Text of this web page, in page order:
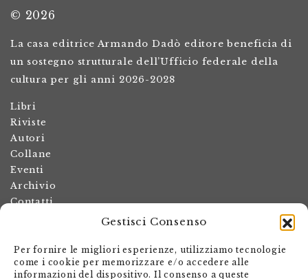
Gestisci Consenso
Per fornire le migliori esperienze, utilizziamo tecnologie
come i cookie per memorizzare e/o accedere alle
informazioni del dispositivo. Il consenso a queste
© 2026
La casa editrice Armando Dadò editore beneficia di
un sostegno strutturale dell’Ufficio federale della
cultura per gli anni 2026-2028
Libri
Riviste
Autori
Collane
Eventi
Archivio
Contatti
Termini e condizioni
Spese di spedizione
Politica dei resi
Informativa sulla privacy